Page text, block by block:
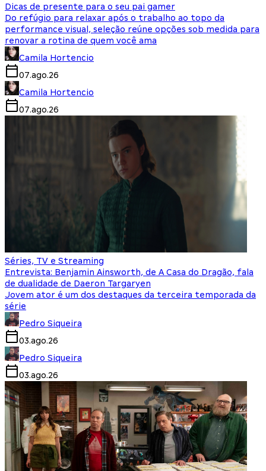
Dicas de presente para o seu pai gamer
Do refúgio para relaxar após o trabalho ao topo da
performance visual, seleção reúne opções sob medida para
renovar a rotina de quem você ama
Camila Hortencio
07.ago.26
Camila Hortencio
07.ago.26
Séries, TV e Streaming
Entrevista: Benjamin Ainsworth, de A Casa do Dragão, fala
de dualidade de Daeron Targaryen
Jovem ator é um dos destaques da terceira temporada da
série
Pedro Siqueira
03.ago.26
Pedro Siqueira
03.ago.26